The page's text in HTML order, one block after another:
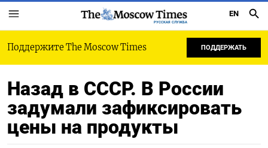
РУССКАЯ СЛУЖБА
EN
Поддержите The Moscow Times ПОДДЕРЖАТЬ
Назад в СССР. В России
задумали зафиксировать
цены на продукты